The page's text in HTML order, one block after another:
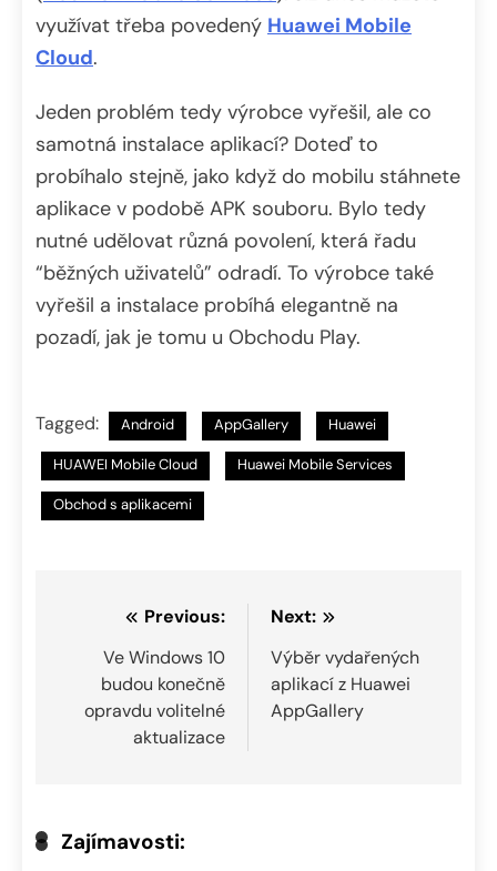
využívat třeba povedený Huawei Mobile
Cloud.
Jeden problém tedy výrobce vyřešil, ale co
samotná instalace aplikací? Doteď to
probíhalo stejně, jako když do mobilu stáhnete
aplikace v podobě APK souboru. Bylo tedy
nutné udělovat různá povolení, která řadu
“běžných uživatelů” odradí. To výrobce také
vyřešil a instalace probíhá elegantně na
pozadí, jak je tomu u Obchodu Play.
Tagged: Android AppGallery Huawei
HUAWEI Mobile Cloud Huawei Mobile Services
Obchod s aplikacemi
Navigace
příspěvek
Previous:
Ve Windows 10
budou konečně
opravdu volitelné
aktualizace
Next:
Výběr vydařených
aplikací z Huawei
AppGallery
Zajímavosti: